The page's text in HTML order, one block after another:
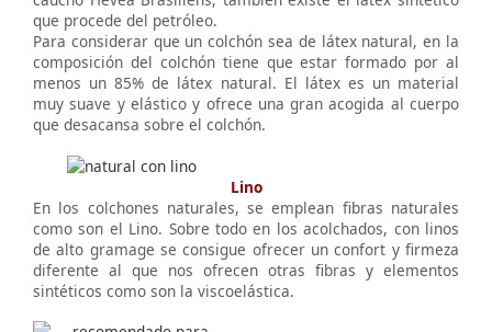
que procede del petróleo.
Para considerar que un colchón sea de látex natural, en la
composición del colchón tiene que estar formado por al
menos un 85% de látex natural. El látex es un material
muy suave y elástico y ofrece una gran acogida al cuerpo
que desacansa sobre el colchón.
Lino
En los colchones naturales, se emplean fibras naturales
como son el Lino. Sobre todo en los acolchados, con linos
de alto gramage se consigue ofrecer un confort y firmeza
diferente al que nos ofrecen otras fibras y elementos
sintéticos como son la viscoelástica.